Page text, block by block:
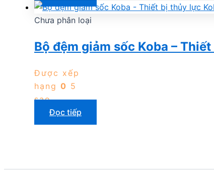
Chưa phân loại
Bộ đệm giảm sốc Koba –
Được xếp
hạng 0 5
sao
Đọc tiếp